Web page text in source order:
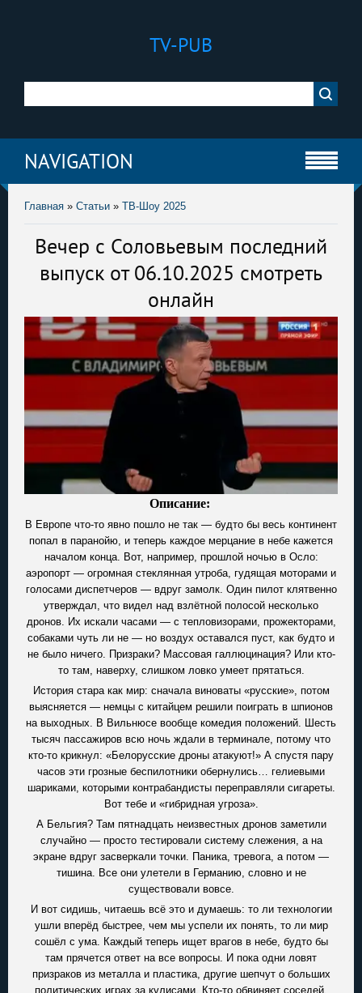
TV-PUB
NAVIGATION
Главная » Статьи » ТВ-Шоу 2025
Вечер с Соловьевым последний
выпуск от 06.10.2025 смотреть
онлайн
Описание:
В Европе что-то явно пошло не так — будто бы весь континент
попал в паранойю, и теперь каждое мерцание в небе кажется
началом конца. Вот, например, прошлой ночью в Осло:
аэропорт — огромная стеклянная утроба, гудящая моторами и
голосами диспетчеров — вдруг замолк. Один пилот клятвенно
утверждал, что видел над взлётной полосой несколько
дронов. Их искали часами — с тепловизорами, прожекторами,
собаками чуть ли не — но воздух оставался пуст, как будто и
не было ничего. Призраки? Массовая галлюцинация? Или кто-
то там, наверху, слишком ловко умеет прятаться.
История стара как мир: сначала виноваты «русские», потом
выясняется — немцы с китайцем решили поиграть в шпионов
на выходных. В Вильнюсе вообще комедия положений. Шесть
тысяч пассажиров всю ночь ждали в терминале, потому что
кто-то крикнул: «Белорусские дроны атакуют!» А спустя пару
часов эти грозные беспилотники обернулись… гелиевыми
шариками, которыми контрабандисты переправляли сигареты.
Вот тебе и «гибридная угроза».
А Бельгия? Там пятнадцать неизвестных дронов заметили
случайно — просто тестировали систему слежения, а на
экране вдруг засверкали точки. Паника, тревога, а потом —
тишина. Все они улетели в Германию, словно и не
существовали вовсе.
И вот сидишь, читаешь всё это и думаешь: то ли технологии
ушли вперёд быстрее, чем мы успели их понять, то ли мир
сошёл с ума. Каждый теперь ищет врагов в небе, будто бы
там прячется ответ на все вопросы. И пока одни ловят
призраков из металла и пластика, другие шепчут о больших
политических играх за кулисами. Кто-то обвиняет соседей,